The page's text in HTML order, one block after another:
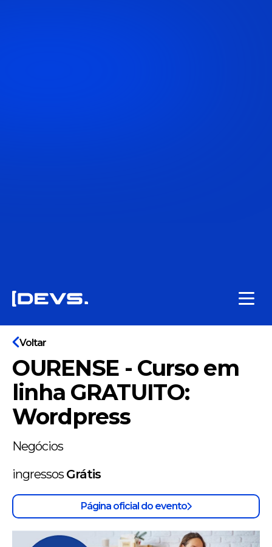
Voltar
OURENSE - Curso em
linha GRATUITO:
Wordpress
Negócios
ingressos Grátis
Página oficial do evento